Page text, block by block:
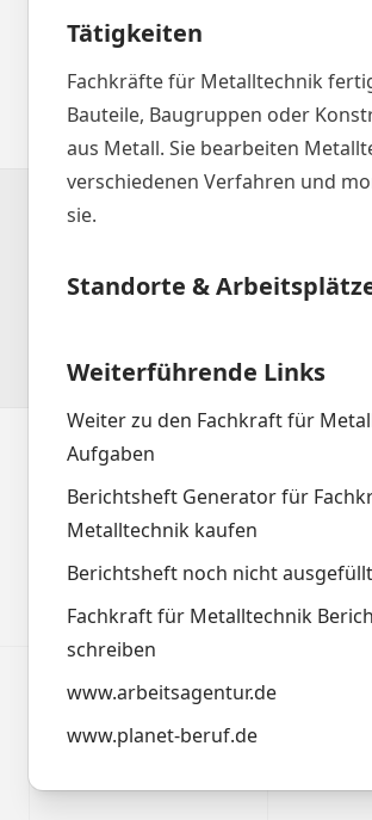
Tätigkeiten
Fachkräfte für Metalltechnik
Bauteile, Baugruppen oder
aus Metall. Sie bearbeiten
verschiedenen Verfahren und
sie.
Standorte &
Weiterführende Links
Weiter zu den Fachkraft für
Aufgaben
Berichtsheft Generator für
Metalltechnik kaufen
Berichtsheft noch nicht
Fachkraft für Metalltechnik
schreiben
www.arbeitsagentur.de
www.planet-beruf.de